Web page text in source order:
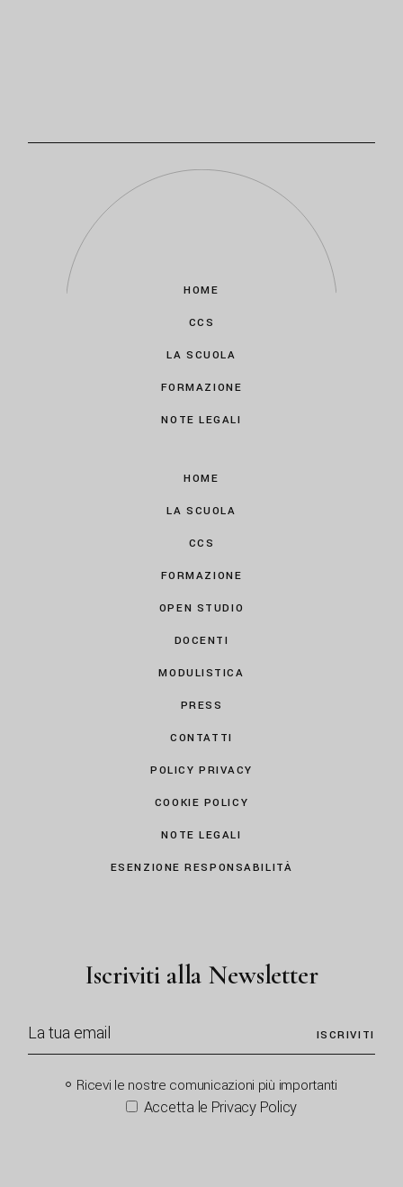
HOME
CCS
LA SCUOLA
FORMAZIONE
NOTE LEGALI
HOME
LA SCUOLA
CCS
FORMAZIONE
OPEN STUDIO
DOCENTI
MODULISTICA
PRESS
CONTATTI
POLICY PRIVACY
COOKIE POLICY
NOTE LEGALI
ESENZIONE RESPONSABILITÀ
Iscriviti alla Newsletter
ISCRIVITI
Ricevi le nostre comunicazioni più importanti
Accetta le Privacy Policy